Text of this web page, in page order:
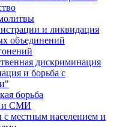
и ликвидация
объединений
дискриминация
и борьба с
борьба
и СМИ
местным населением и